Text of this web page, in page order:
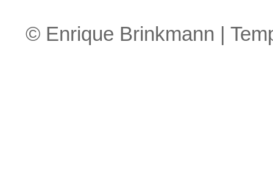
© Enrique Brinkmann |